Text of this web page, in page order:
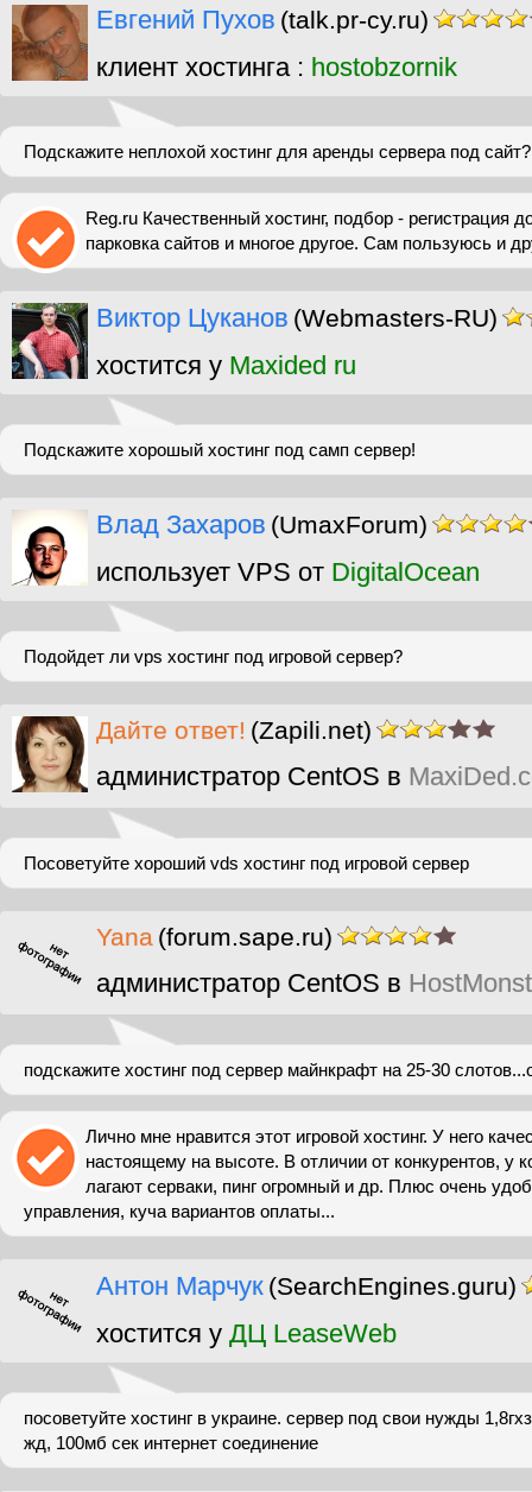
Евгений Пухов (talk.pr-cy.ru)
клиент хостинга : hostobzornik
Подскажите неплохой хостинг для аренды сервера под сайт?
Reg.ru Качественный хостинг, подбор - регистрация
парковка сайтов и многое другое. Сам пользуюсь и
Виктор Цуканов (Webmasters-RU)
хостится у Maxided ru
Подскажите хорошый хостинг под самп сервер!
Влад Захаров (UmaxForum)
использует VPS от DigitalOcean
Подойдет ли vps хостинг под игровой сервер?
Дайте ответ! (Zapili.net)
администратор CentOS в
Посоветуйте хороший vds хостинг под игровой сервер
Yana (forum.sape.ru)
администратор CentOS в
подскажите хостинг под сервер майнкрафт на 25-30
Лично мне нравится этот игровой хостинг. У него
настоящему на высоте. В отличии от конкурентов, у
лагают серваки, пинг огромный и др. Плюс очень
управления, куча вариантов оплаты...
Антон Марчук (SearchEngines.guru)
хостится у ДЦ LeaseWeb
посоветуйте хостинг в украине. сервер под свои нужды
жд, 100мб сек интернет соединение